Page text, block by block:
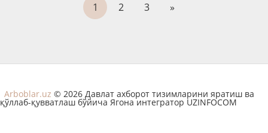
1 2 3 »
Arboblar.uz © 2026 Давлат ахборот тизимларини яратиш ва
қўллаб-қувватлаш бўйича Ягона интегратор UZINFOCOM